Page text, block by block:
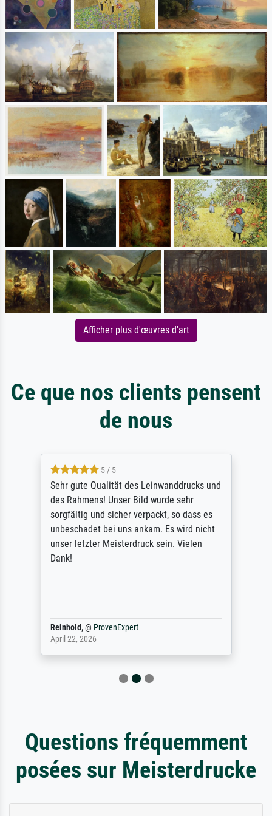
Afficher plus d'œuvres d'art
Ce que nos clients pensent
de nous
5 / 5
Sehr gute Qualität des Leinwanddrucks und
des Rahmens! Unser Bild wurde sehr
sorgfältig und sicher verpackt, so dass es
unbeschadet bei uns ankam. Es wird nicht
unser letzter Meisterdruck sein. Vielen
Dank!
Reinhold,@ ProvenExpert
April 22, 2026
Questions fréquemment
posées sur Meisterdrucke